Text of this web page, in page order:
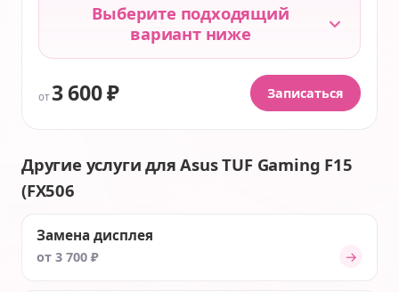
Выберите подходящий
вариант ниже
от 3 600 ₽ Записаться
Другие услуги для Asus TUF Gaming F15
(FX506
Замена дисплея
от 3 700 ₽ →